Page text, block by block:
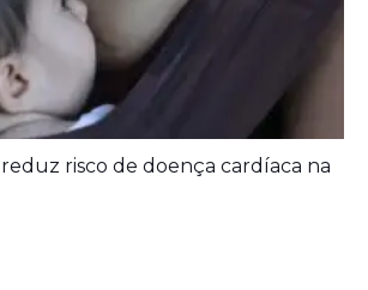
risco de doença cardíaca na